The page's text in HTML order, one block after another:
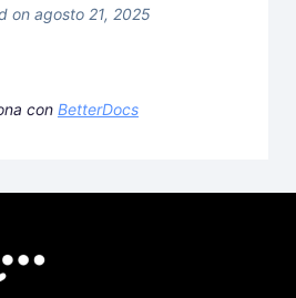
on agosto 21, 2025
con BetterDocs